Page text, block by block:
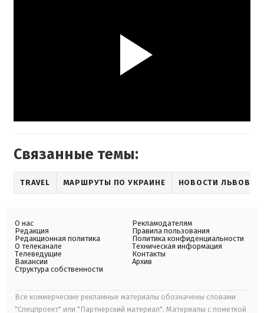
Связанные темы:
TRAVEL МАРШРУТЫ ПО УКРАИНЕ НОВОСТИ ЛЬВОВА
О нас
Редакция
Редакционная политика
О телеканале
Телеведущие
Вакансии
Структура собственности
Рекламодателям
Правила пользования
Политика конфиденциальности
Техническая информация
Контакты
Архив
Все коммерческие рекламные материалы обозначены словами
"Спецпроект" или "Партнерский материал". Материалы с пометкой